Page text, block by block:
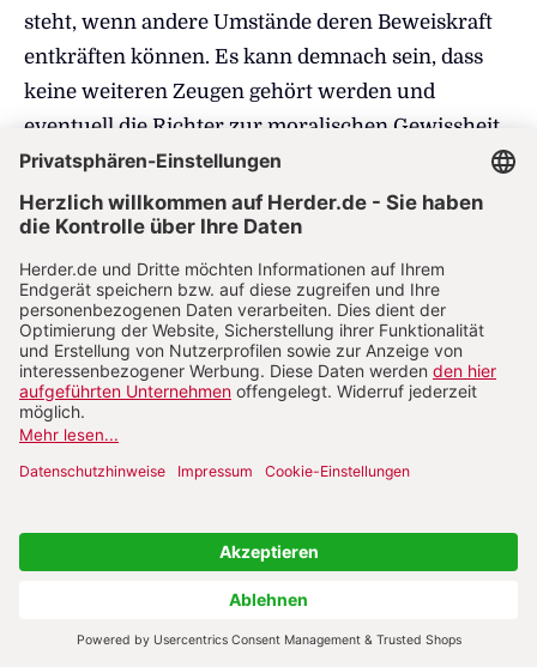
steht, wenn andere Umstände deren Beweiskraft
entkräften können. Es kann demnach sein, dass
keine weiteren Zeugen gehört werden und
eventuell die Richter zur moralischen Gewissheit
über die Nichtigkeit der Ehe allein auf der
Grundlage von Parteiaussagen kommen. Hier ist
ein hohes Richterethos zu Grunde gelegt, sodass
der Richter mitis iudex und zugleich iustus
iudex sein muss; denn im Zweifel genießt gemäß c.
1060 die Gültigkeit der Ehe die Rechtsgunst.
7. Die Notwendigkeit einer
umfassenden Ehevorbereitung
für geschiedene bzw. getrennte Eheleute und die